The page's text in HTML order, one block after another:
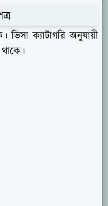
ভিসা ক্যাটাগরি অনুযায়ী